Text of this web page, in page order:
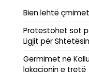
Bien lehtë
Protestohet sot
Ligjit për
Gërmimet në
lokacionin e tretë